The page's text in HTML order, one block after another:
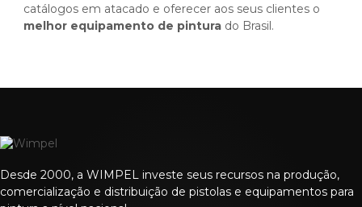
catálogos em atacado e oferecer aos seus clientes o
melhor equipamento de pintura do Brasil.
Desde 2000, a WIMPEL investe seus recursos na produção,
comercialização e distribuição de pistolas e equipamentos para